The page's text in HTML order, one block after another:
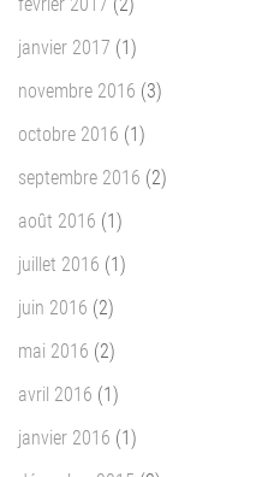
janvier 2017 (1)
novembre 2016 (3)
octobre 2016 (1)
septembre 2016 (2)
août 2016 (1)
juillet 2016 (1)
juin 2016 (2)
mai 2016 (2)
avril 2016 (1)
janvier 2016 (1)